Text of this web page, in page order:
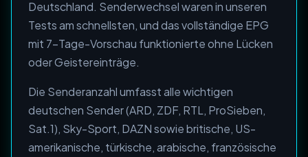
Deutschland. Senderwechsel waren in unseren
Tests am schnellsten, und das vollständige EPG
mit 7-Tage-Vorschau funktionierte ohne Lücken
oder Geistereinträge.
Die Senderanzahl umfasst alle wichtigen
deutschen Sender (ARD, ZDF, RTL, ProSieben,
Sat.1), Sky-Sport, DAZN sowie britische, US-
amerikanische, türkische, arabische, französische